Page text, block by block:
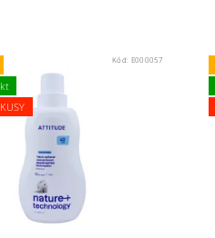
Kód: E000057